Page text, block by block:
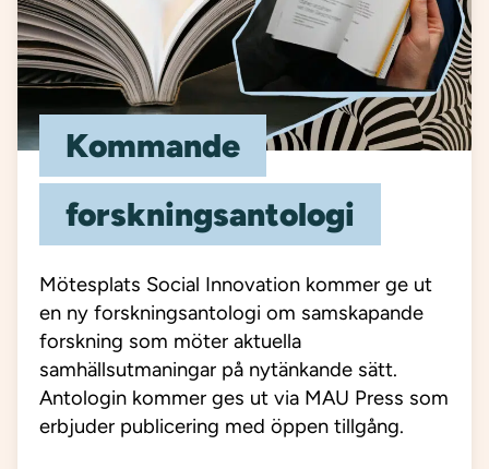
Kommande
forskningsantologi
Mötesplats Social Innovation kommer ge ut
en ny forskningsantologi om samskapande
forskning som möter aktuella
samhällsutmaningar på nytänkande sätt.
Antologin kommer ges ut via MAU Press som
erbjuder publicering med öppen tillgång.